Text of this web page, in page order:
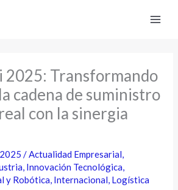
2025: Transformando
cadena de suministro
con la sinergia
2025/Actualidad Empresarial,
, Innovación Tecnológica,
y Robótica, Internacional, Logística